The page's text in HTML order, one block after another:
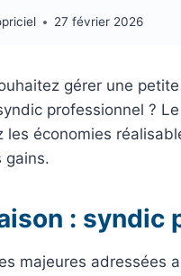
27 février 2026
gérer une
professionnel ?
les économies
gains.
: syndic
majeures